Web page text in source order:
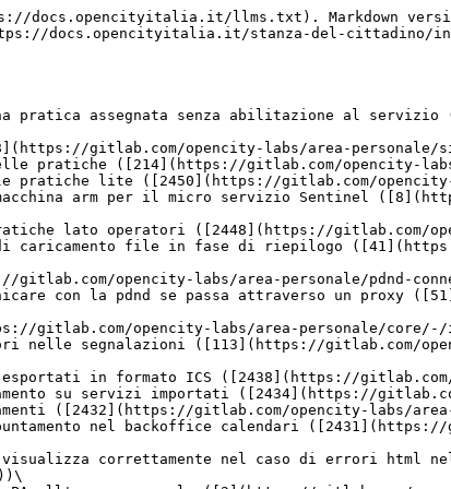
elenco segnalazioni ([111](https://gitlab.com/opencity-labs/area-personale/widget-segnalazioni/-/issues/111))\
🌄 Integrazione Protocollo Sicraweb (Verona) ([186](https://gitlab.com/opencity-labs/product/-/issues/186))\
🐞 Corretto bug per cui il pulsante di visualizzazione agenda veniva triplicato dopo cambio ripetuto tra visualizzazione mensile e giornaliera nel calendario ([2393](https://gitlab.com/opencity-labs/area-personale/core/-/issues/2393))\
🐞 Corretto problema di accessibilità nella valutazione delle pagine con screen reader ([28](https://gitlab.com/opencity-labs/satisfy/satisfy-widget/-/issues/28))\
🐞 Corretto bug per cui le notifiche di cambio stato per pratiche non assegnate non vengono inviate agli operatori attivi su quel servizio ([2392](https://gitlab.com/opencity-labs/area-personale/core/-/issues/2392))\
🐞 Corretto bug per cui l'tente API non riesce a recuperare i meetings ([2380](https://gitlab.com/opencity-labs/area-personale/core/-/issues/2380))\
🐞 Corretto bug per cui l'operatore poteva compilare pratiche con programmazione scaduta ([2368](https://gitlab.com/opencity-labs/area-personale/core/-/issues/2368))\
🐞 Corretto bug per cui l'operatore riceveva una mail di presa in carico della pratica quando approva un'integrazione ([2361](https://gitlab.com/opencity-labs/area-personale/core/-/issues/2361))\
🌄 Pagina di invito al login deve citare tutti i sistemi di login disponibili come sul sito ([6](https://gitlab.com/opencity-labs/area-personale/widget-login-box/-/issues/6))\
🌄 Aggiunto blocco documenti nella nuova area personale ([5](https://gitlab.com/opencity-labs/area-personale-cittadino/-/issues/5))\
🐞 Il testo nel campo password non deve essere copiabile ([50](https://gitlab.com/opencity-labs/sito-istituzionale/cms/-/issues/50))\
🌄 Agggiunta anteprima template personalizzati ([2270](https://gitlab.com/opencity-labs/area-personale/core/-/issues/2270))<br>

**Di seguito la lista dei micro servizi con le versioni aggiornate**

* 🆙 Core [3.8.0](https://gitlab.com/opencity-labs/area-personale/core/-/releases/3.8.0)
* Varnish [1.3.1](https://gitlab.com/opencontent/varnish/-/releases/1.3.1)
* Form Server [1.4.2](https://gitlab.com/opencity-labs/area-personale/form-server/-/tags/1.4.2)
* Form Builder [0.6.0](https://gitlab.com/opencity-labs/area-personale/formbuilderjs/-/tags/0.6.0)
* Payment dispatcher (event version 1) [1.2.5](https://gitlab.com/opencity-labs/area-personale/payment-dispatcher/-/tags/1.2.5)
* Payment dispatcher (event version 2)[ 2.1.0](https://gitlab.com/opencity-labs/area-personale/payment-dispatcher/-/tags/2.1.0)
* Payment updater [1.2.1](https://gitlab.com/opencity-labs/area-personale/payment-updater/-/tags/1.2.1)
* Document dispatcher [1.3.23](https://gitlab.com/opencity-labs/area-personale/document-dispatcher/-/tags/1.3.23)
* Document updater [1.1.21](https://gitlab.com/opencity-labs/area-personale/document-updater/-/tags/1.1.21)
* Gotenberg